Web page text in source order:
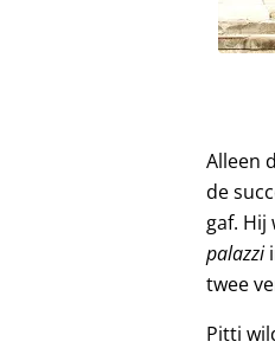
Alleen
de
gaf.
palazzi
twee
Pitti